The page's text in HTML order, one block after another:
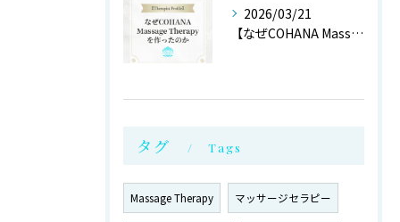
2026/03/21
【なぜCOHANA Massage Therapyを作ったの...
タグ Tags
Massage Therapy マッサージセラピー